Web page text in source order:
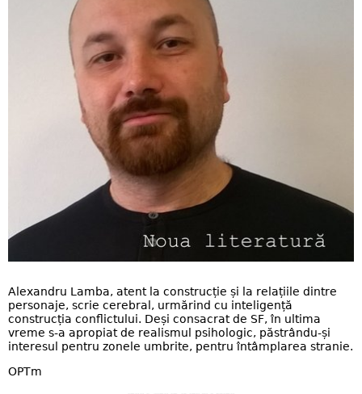
Alexandru Lamba, atent la construcție și la relațiile dintre
personaje, scrie cerebral, urmărind cu inteligență
construcția conflictului. Deși consacrat de SF, în ultima
vreme s-a apropiat de realismul psihologic, păstrându-și
interesul pentru zonele umbrite, pentru întâmplarea stranie.
OPTm